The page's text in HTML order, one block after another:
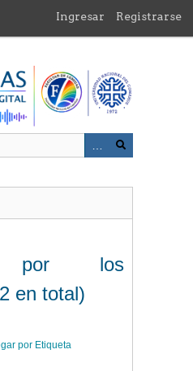
Ingresar Registrarse
por los
en total)
por Etiqueta